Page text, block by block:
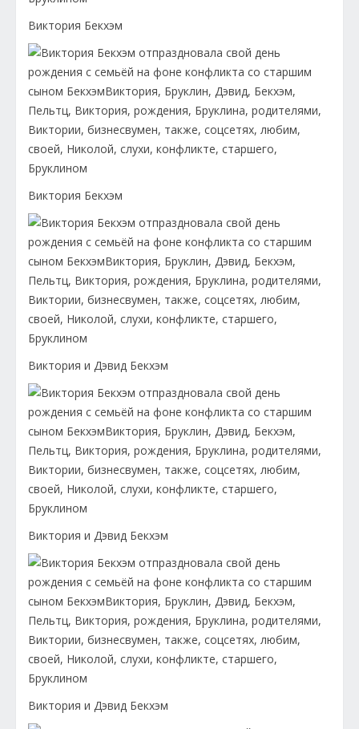
Виктория Бекхэм
Виктория Бекхэм
Виктория и Дэвид Бекхэм
Виктория и Дэвид Бекхэм
Виктория и Дэвид Бекхэм